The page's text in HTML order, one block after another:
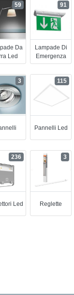
Da
Led
59
Lampade Di
Emergenza
91
3
Pannelli Led
115
Led
236
Reglette
3